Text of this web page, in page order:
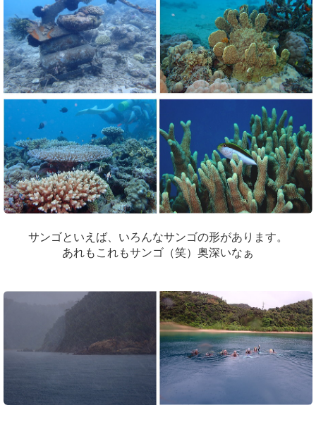
サンゴといえば、いろんなサンゴの形があります。
あれもこれもサンゴ（笑）奥深いなぁ